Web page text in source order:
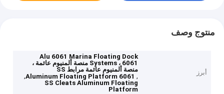
منتوج وصف
أبرز
Alu 6061 Marina Floating Dock
Systems ، 6061 منصة ألمنيوم عائمة ،
منصة ألمنيوم عائمة مرابط SS
,
6061 Aluminum Floating Platform
,
SS Cleats Aluminum Floating
Platform